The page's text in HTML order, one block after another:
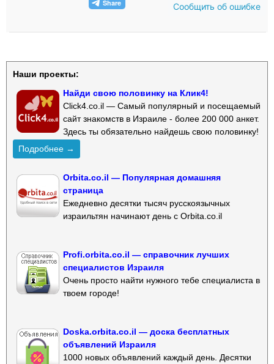
Сообщить об ошибке
Наши проекты:
Найди свою половинку на Клик4!
Click4.co.il — Самый популярный и посещаемый
сайт знакомств в Израиле - более 200 000 анкет.
Здесь ты обязательно найдешь свою половинку!
Подробнее →
Orbita.co.il — Популярная домашняя
страница
Ежедневно десятки тысяч русскоязычных
израильтян начинают день с Orbita.co.il
Profi.orbita.co.il — справочник лучших
специалистов Израиля
Очень просто найти нужного тебе специалиста в
твоем городе!
Doska.orbita.co.il — доска бесплатных
объявлений Израиля
1000 новых объявлений каждый день. Десятки